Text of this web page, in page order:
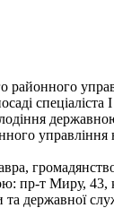
районного
пр-т Миру,
державної